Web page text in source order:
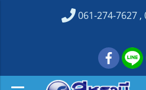
061-274-7627 ,